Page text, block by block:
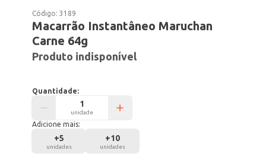
Código:3189
Macarrão Instantâneo Maruchan
Carne 64g
Produto indisponível
Quantidade:
unidade
Adicione mais:
+5
unidades
+10
unidades